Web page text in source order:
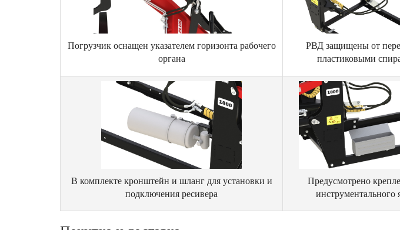
Погрузчик оснащен указателем горизонта рабочего
органа
РВД защищены от
пластиковыми
В комплекте кронштейн и шланг для установки и
подключения ресивера
Предусмотрено
инструментального